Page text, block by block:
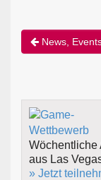
News,
Wöchentliche
aus Las
» Jetzt